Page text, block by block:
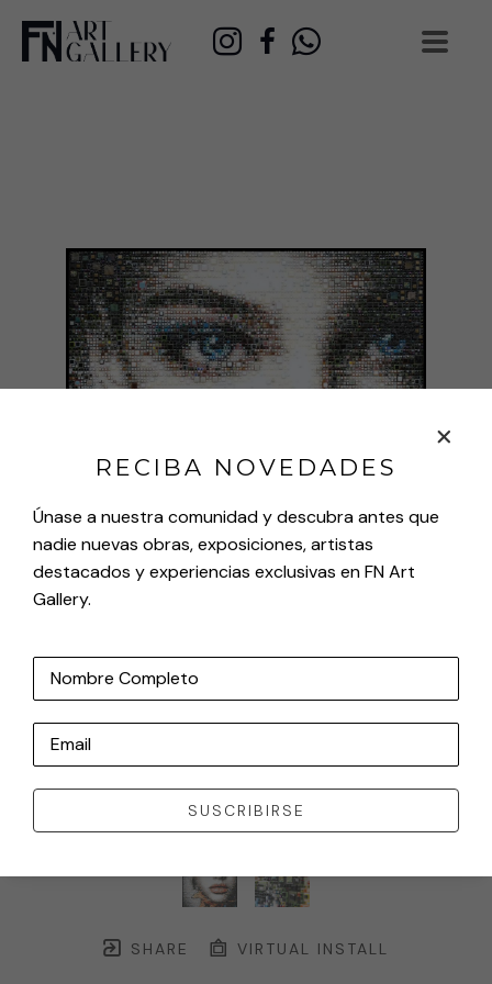
SHARE VIRTUAL INSTALL
RECIBA NOVEDADES
Únase a nuestra comunidad y descubra antes que
nadie nuevas obras, exposiciones, artistas
destacados y experiencias exclusivas en FN Art
Gallery.
Nombre Completo
Email
SUSCRIBIRSE